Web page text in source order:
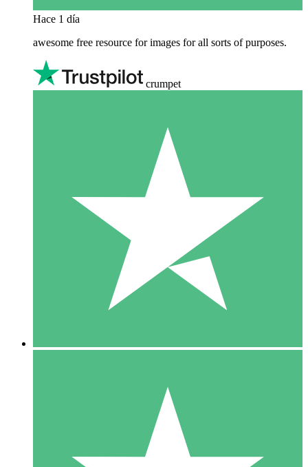
Hace 1 día
awesome free resource for images for all sorts of purposes.
crumpet